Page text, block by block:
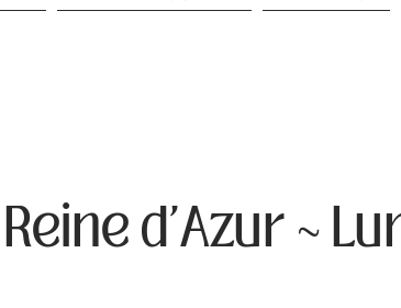
d'Azur ~